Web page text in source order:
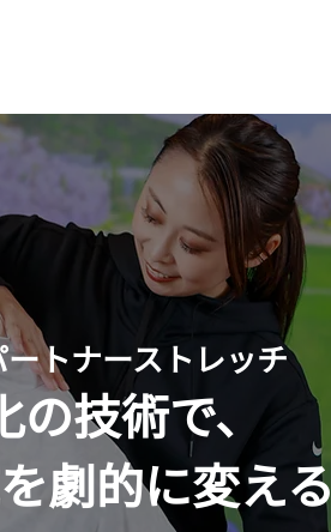
トナーストレッチ
技術で、
劇的に変える